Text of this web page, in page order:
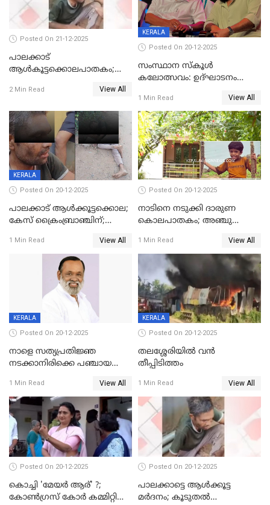
Posted On 21-12-2025
പാലക്കാട്‌
ആൾകൂട്ടക്കൊലപാതകം;
ഊർജ്ജിതമാക്കിമാക്കി
2 Min Read View All
KERALA
Posted On 20-12-2025
സംസ്ഥാന സ്കൂൾ
കലോത്സവം: ഉദ്ഘാടനം
മുഖ്യാതിഥിയായി
മോഹൻലാൽ
1 Min Read View All
KERALA
Posted On 20-12-2025
പാലക്കാട് ആൾക്കൂട്ടക്കൊല;
കേസ് ക്രൈംബ്രാഞ്ചിന്;
അന്വേഷിക്കും
1 Min Read View All
Posted On 20-12-2025
നാടിനെ നടുക്കി ദാരുണ
കൊലപാതകം; അഞ്ചു
കഴുത്തുഞെരിച്ച് കൊന്നു
1 Min Read View All
KERALA
Posted On 20-12-2025
നാളെ സത്യപ്രതിജ്ഞ
നടക്കാനിരിക്കെ പഞ്ചായത്ത്
1 Min Read View All
KERALA
Posted On 20-12-2025
തലശ്ശേരിയിൽ വൻ
തീപ്പിടിത്തം
1 Min Read View All
Posted On 20-12-2025
കൊച്ചി 'മേയർ ആര്' ?;
കോണ്‍ഗ്രസ് കോര്‍ കമ്മിറ്റി
Posted On 20-12-2025
പാലക്കാട്ടെ ആള്‍ക്കൂട്ട
മര്‍ദനം; കൂടുതല്‍